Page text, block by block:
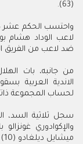
(63).
واحتسب الحكم عشر
لاعب الوداد هشام
ضد لاعب من الفريق
من جانبه، بات
لحساب المجموعة
ميشايل ديلغادو (10) وسالم الدوسري (68 من ركلة جزاء).